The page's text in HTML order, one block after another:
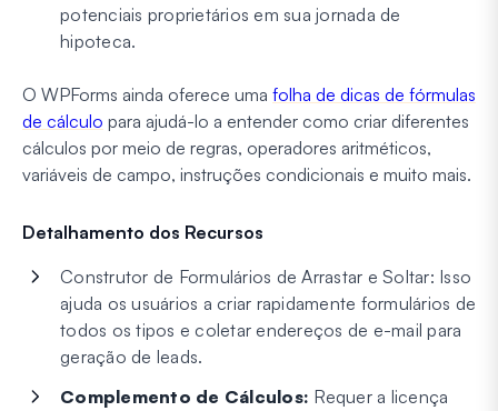
potenciais proprietários em sua jornada de
hipoteca.
O WPForms ainda oferece uma folha de dicas de fórmulas
de cálculo para ajudá-lo a entender como criar diferentes
cálculos por meio de regras, operadores aritméticos,
variáveis de campo, instruções condicionais e muito mais.
Detalhamento dos Recursos
Construtor de Formulários de Arrastar e Soltar: Isso
ajuda os usuários a criar rapidamente formulários de
todos os tipos e coletar endereços de e-mail para
geração de leads.
Complemento de Cálculos: Requer a licença